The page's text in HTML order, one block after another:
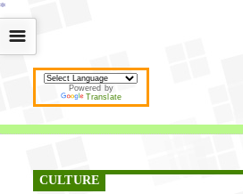
*
*
*
*
*
*
*
*
*
*
*
*
*
*
*
*
*
*
*
*
*
*
*
*
*
*
*
*
*
*
*
*
*
*
*
*
Powered by
Translate
☰
CULTURE